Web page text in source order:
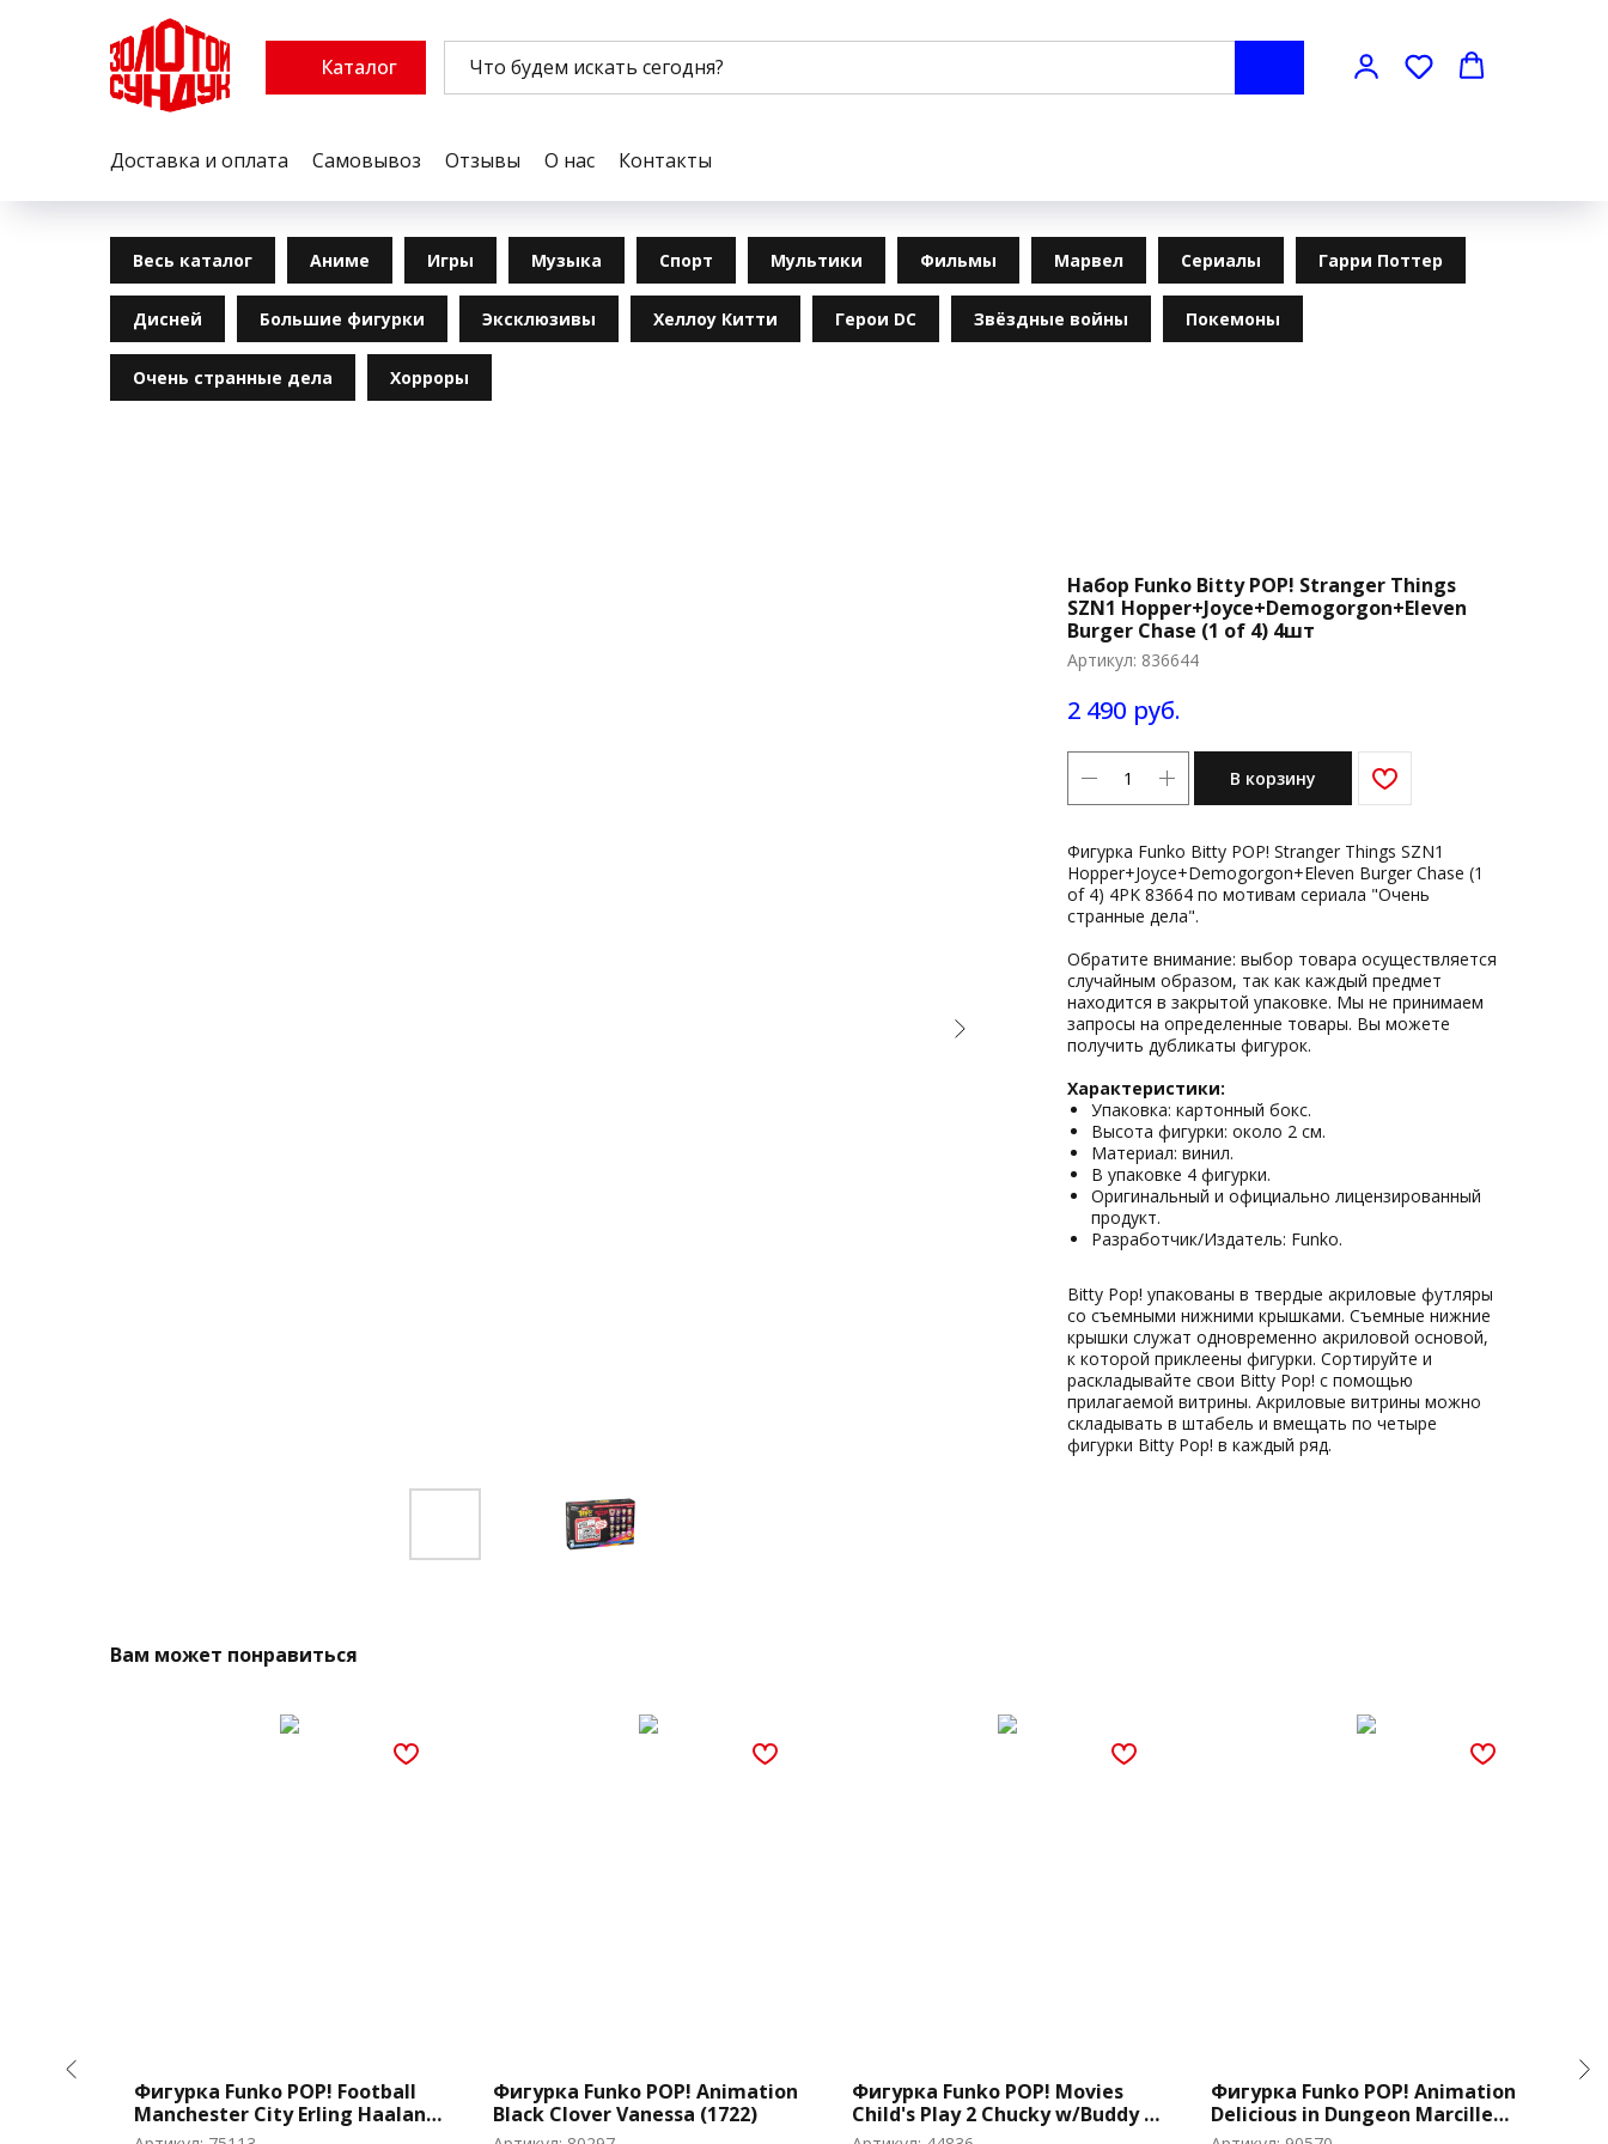
Каталог
Доставка и оплата Самовывоз Отзывы О нас Контакты
Весь каталог Аниме Игры Музыка Спорт Мультики Фильмы Марвел Сериалы Гарри Поттер
Дисней Большие фигурки Эксклюзивы Хеллоу Китти Герои DC Звёздные войны Покемоны
Очень странные дела Хорроры
Набор Funko Bitty POP! Stranger Things
SZN1 Hopper+Joyce+Demogorgon+Eleven
Burger Chase (1 of 4) 4шт
Артикул: 836644
2 490 руб.
В корзину
Фигурка Funko Bitty POP! Stranger Things SZN1
Hopper+Joyce+Demogorgon+Eleven Burger Chase (1
of 4) 4PK 83664 по мотивам сериала "Очень
странные дела".
Обратите внимание: выбор товара осуществляется
случайным образом, так как каждый предмет
находится в закрытой упаковке. Мы не принимаем
запросы на определенные товары. Вы можете
получить дубликаты фигурок.
Характеристики:
Упаковка: картонный бокс.
Высота фигурки: около 2 см.
Материал: винил.
В упаковке 4 фигурки.
Оригинальный и официально лицензированный
продукт.
Разработчик/Издатель: Funko.
Bitty Pop! упакованы в твердые акриловые футляры
со съемными нижними крышками. Съемные нижние
крышки служат одновременно акриловой основой,
к которой приклеены фигурки. Сортируйте и
раскладывайте свои Bitty Pop! с помощью
прилагаемой витрины. Акриловые витрины можно
складывать в штабель и вмещать по четыре
фигурки Bitty Pop! в каждый ряд.
Вам может понравиться
Фигурка Funko POP! Football
Manchester City Erling Haaland
(60)
Фигурка Funko POP! Animation
Black Clover Vanessa (1722)
Фигурка Funko POP! Movies
Child's Play 2 Chucky w/Buddy &
Giant Scissors (Exc) (841)
Фигурка Funko POP! Animation
Delicious in Dungeon Marcille
(2200)